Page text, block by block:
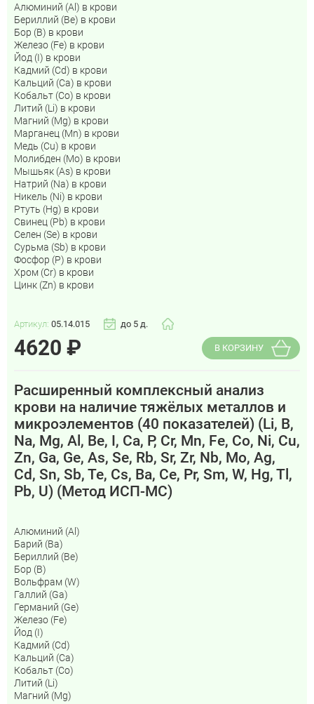
Алюминий (Al) в крови
Бериллий (Be) в крови
Бор (B) в крови
Железо (Fe) в крови
Йод (I) в крови
Кадмий (Cd) в крови
Кальций (Са) в крови
Кобальт (Co) в крови
Литий (Li) в крови
Магний (Mg) в крови
Марганец (Mn) в крови
Медь (Cu) в крови
Молибден (Мо) в крови
Мышьяк (As) в крови
Натрий (Na) в крови
Никель (Ni) в крови
Ртуть (Hg) в крови
Свинец (Pb) в крови
Селен (Se) в крови
Сурьма (Sb) в крови
Фосфор (P) в крови
Хром (Cr) в крови
Цинк (Zn) в крови
Артикул: 05.14.015 до 5 д.
4620 ₽ В КОРЗИНУ
Расширенный комплексный анализ
крови на наличие тяжёлых металлов и
микроэлементов (40 показателей) (Li, B,
Na, Mg, Al, Be, I, Ca, P, Cr, Mn, Fe, Co, Ni, Cu,
Zn, Ga, Ge, As, Se, Rb, Sr, Zr, Nb, Mo, Ag,
Cd, Sn, Sb, Te, Cs, Ba, Ce, Pr, Sm, W, Hg, Tl,
Pb, U) (Метод ИСП-МС)
Алюминий (Al)
Барий (Ba)
Бериллий (Be)
Бор (B)
Вольфрам (W)
Галлий (Ga)
Германий (Ge)
Железо (Fe)
Йод (I)
Кадмий (Cd)
Кальций (Са)
Кобальт (Co)
Литий (Li)
Магний (Mg)